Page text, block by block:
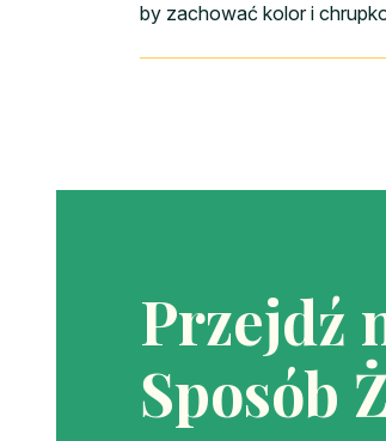
by zachować kolor i
Przejdź
Sposób